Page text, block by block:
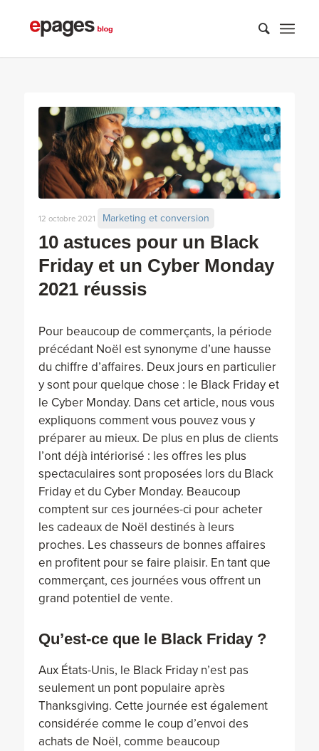
10 astuces pour un Black
Friday et un Cyber Monday
2021 réussis
12 octobre 2021 Marketing et conversion
Pour beaucoup de commerçants, la période
précédant Noël est synonyme d’une hausse
du chiffre d’affaires. Deux jours en particulier
y sont pour quelque chose : le Black Friday et
le Cyber Monday. Dans cet article, nous vous
expliquons comment vous pouvez vous y
préparer au mieux. De plus en plus de clients
l’ont déjà intériorisé : les offres les plus
spectaculaires sont proposées lors du Black
Friday et du Cyber Monday. Beaucoup
comptent sur ces journées-ci pour acheter
les cadeaux de Noël destinés à leurs
proches. Les chasseurs de bonnes affaires
en profitent pour se faire plaisir. En tant que
commerçant, ces journées vous offrent un
grand potentiel de vente.
Qu’est-ce que le Black Friday ?
Aux États-Unis, le Black Friday n’est pas
seulement un pont populaire après
Thanksgiving. Cette journée est également
considérée comme le coup d’envoi des
achats de Noël, comme beaucoup